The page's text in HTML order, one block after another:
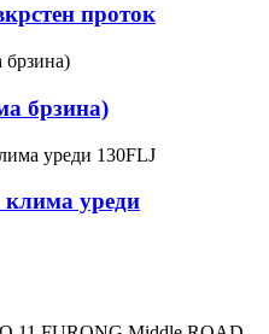
проток
брзина)
клима уреди